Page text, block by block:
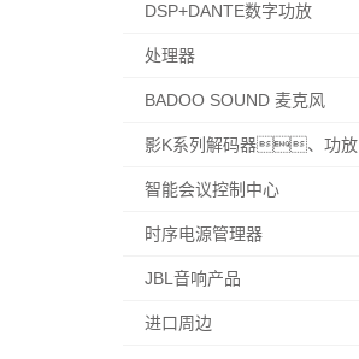
DSP+DANTE数字功放
处理器
BADOO SOUND 麦克风
影K系列解码器、功放
智能会议控制中心
时序电源管理器
JBL音响产品
进口周边